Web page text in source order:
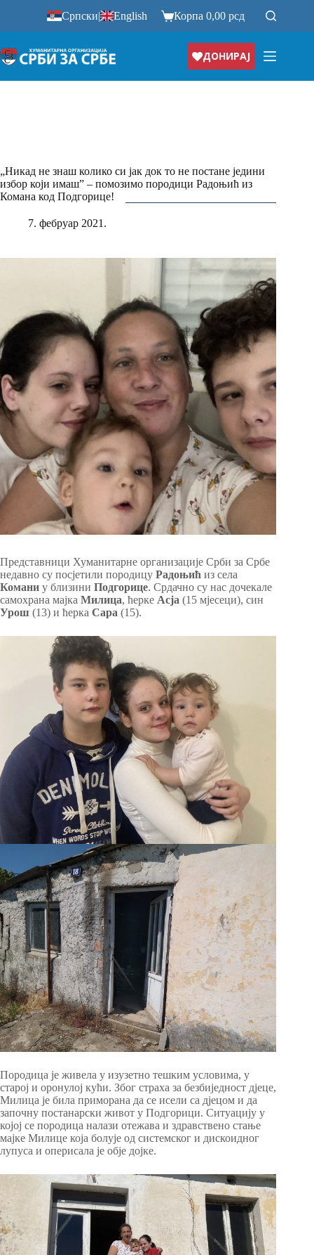
Српски| English Корпа0,00рсд
ДОНИРАЈ
„Никад не знаш колико си јак док то не постане једини
избор који имаш” – помозимо породици Радоњић из
Комана код Подгорице!
7. фебруар 2021.
Представници Хуманитарне организације Срби за Србе
недавно су посјетили породицу Радоњић из села
Комани у близини Подгорице. Срдачно су нас дочекале
самохрана мајка Милица, ћерке Асја (15 мјесеци), син
Урош (13) и ћерка Сара (15).
Породица је живела у изузетно тешким условима, у
старој и оронулој кући. Због страха за безбиједност дјеце,
Милица је била приморана да се исели са дјецом и да
започну постанарски живот у Подгорици. Ситуацију у
којој се породица налази отежава и здравствено стање
мајке Милице која болује од системског и дискоидног
лупуса и оперисала је обје дојке.